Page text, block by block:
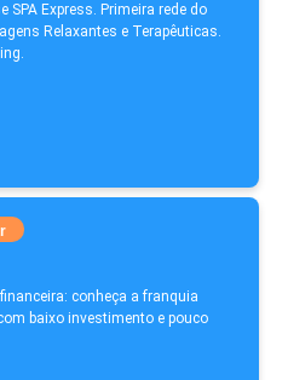
SPA Express. Primeira rede do
Relaxantes e Terapêuticas.
conheça a franquia
baixo investimento e pouco